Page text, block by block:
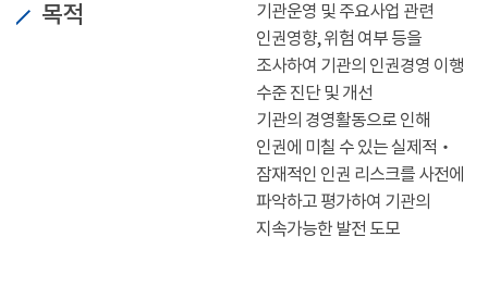
목적
기관운영 및 주요사업 관련
인권영향, 위험 여부 등을
조사하여 기관의 인권경영 이행
수준 진단 및 개선
기관의 경영활동으로 인해
인권에 미칠 수 있는 실제적‧
잠재적인 인권 리스크를 사전에
파악하고 평가하여 기관의
지속가능한 발전 도모